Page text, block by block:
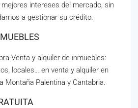
intereses del mercado, sin
a gestionar su crédito.
Venta y alquiler de inmuebles:
locales… en venta y alquiler en
Montaña Palentina y Cantabria.